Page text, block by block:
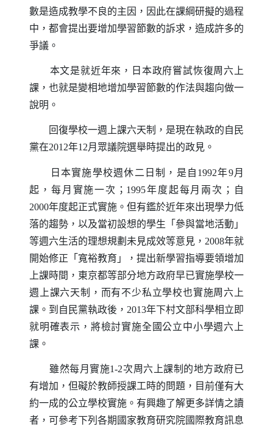
數是造成教學不良的主因，因此在課綱研擬的過程
中，都會提出要增加學習節數的訴求，造成許多的
爭議。
本文是就近年來，日本政府嘗試恢復周六上
課，也就是變相地增加學習節數的作法與趨向做一
說明。
回復學校一週上課六天制，是現在執政的自民
黨在2012年12月眾議院選舉時提出的政見。
日本實施學校週休二日制，是自 1992年9月
起，每月實施一次； 1995年度起每月兩次；自
2000年度起正式實施。但有鑑於近年來出現學力低
落的趨勢，以及當初設想的學生「參與當地活動」
等週六生活的理想規劃未見成效等意見， 2008年就
開始修正「寬裕教育」，提出新學習指導要領增加
上課時間，東京都等部分地方政府早已實施學校一
週上課六天制，而有不少私立學校也實施周六上
課。到自民黨執政後， 2013年下村文部科學相立即
就明確表示，將檢討實施全國公立中小學週六上
課。
雖然每月實施1-2次周六上課制的地方政府已
有增加，但礙於教師授課工時的問題，目前僅有大
約一成的公立學校實施。有興趣了解更多詳情之讀
者，可參考下列各期國家教育研究院國際教育訊息